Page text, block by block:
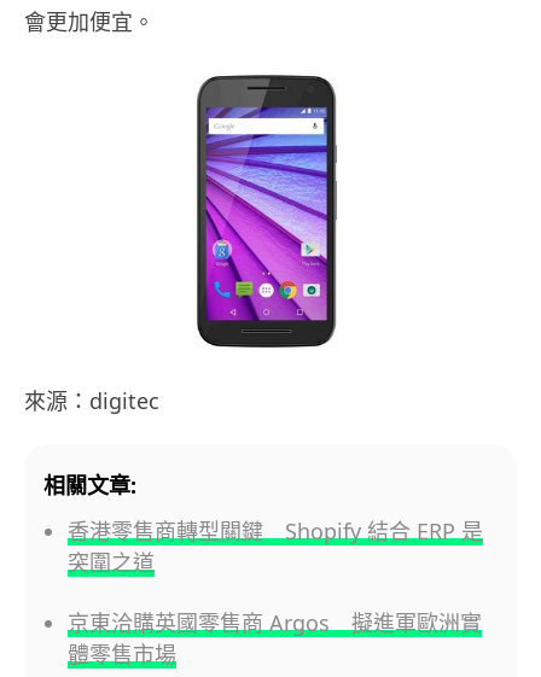
會更加便宜。
來源：digitec
相關文章:
香港零售商轉型關鍵 Shopify 結合 ERP 是
突圍之道
京東洽購英國零售商 Argos 擬進軍歐洲實
體零售市場